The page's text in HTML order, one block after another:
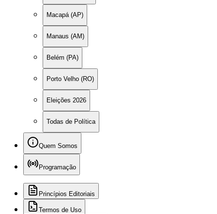
Macapá (AP)
Manaus (AM)
Belém (PA)
Porto Velho (RO)
Eleições 2026
Todas de Política
Quem Somos
Programação
Princípios Editoriais
Termos de Uso